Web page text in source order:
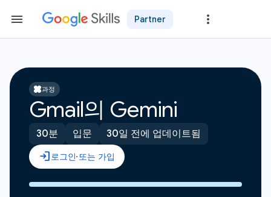
Partner
과정
Gmail의 Gemini
30분 입문 30일 전에 업데이트됨